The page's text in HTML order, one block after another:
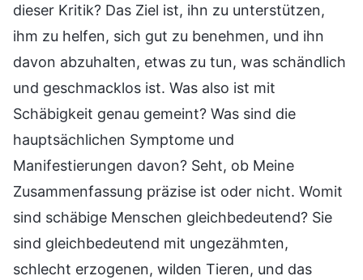
dieser Kritik? Das Ziel ist, ihn zu unterstützen,
ihm zu helfen, sich gut zu benehmen, und ihn
davon abzuhalten, etwas zu tun, was schändlich
und geschmacklos ist. Was also ist mit
Schäbigkeit genau gemeint? Was sind die
hauptsächlichen Symptome und
Manifestierungen davon? Seht, ob Meine
Zusammenfassung präzise ist oder nicht. Womit
sind schäbige Menschen gleichbedeutend? Sie
sind gleichbedeutend mit ungezähmten,
schlecht erzogenen, wilden Tieren, und das